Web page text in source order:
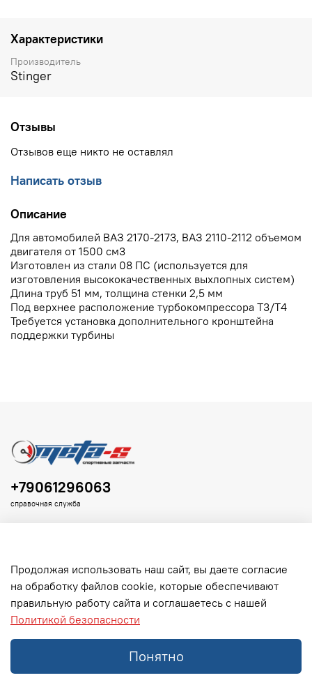
Характеристики
Производитель
Stinger
Отзывы
Отзывов еще никто не оставлял
Написать отзыв
Описание
Для автомобилей ВАЗ 2170-2173, ВАЗ 2110-2112 объемом
двигателя от 1500 см3
Изготовлен из стали 08 ПС (используется для
изготовления высококачественных выхлопных систем)
Длина труб 51 мм, толщина стенки 2,5 мм
Под верхнее расположение турбокомпрессора Т3/Т4
Требуется установка дополнительного кронштейна
поддержки турбины
Клиенту
Информация
+79061296063
справочная служба
Продолжая использовать наш сайт, вы даете согласие
на обработку файлов cookie, которые обеспечивают
правильную работу сайта и соглашаетесь с нашей
Политикой безопасности
Понятно